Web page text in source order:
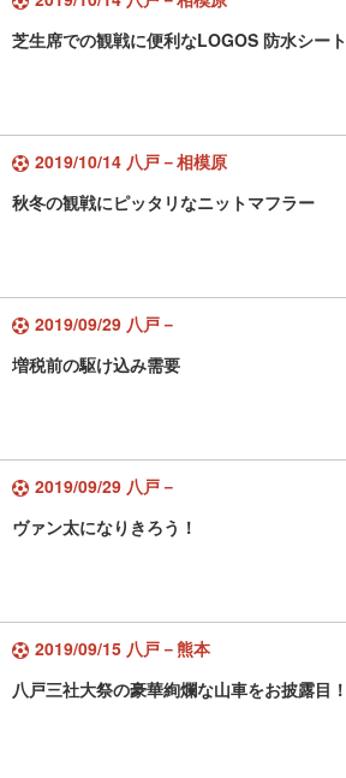
芝生席での観戦に便利なLOGOS 防水シート
2019/10/14 八戸－相模原
秋冬の観戦にピッタリなニットマフラー
2019/09/29 八戸－
増税前の駆け込み需要
2019/09/29 八戸－
ヴァン太になりきろう！
2019/09/15 八戸－熊本
八戸三社大祭の豪華絢爛な山車をお披露目！